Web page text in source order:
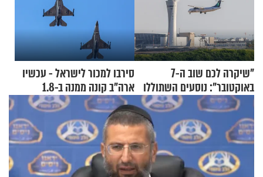
"שיקרה לכם שוב ה-7
באוקטובר": נוסעים השתוללו
בטיסה לפרנקפורט ונעצרו
לאחר שתקפו שוטרים
סירבו למכור לישראל - עכשיו
ארה"ב קונה ממנה ב-1.8
מיליארד דולר